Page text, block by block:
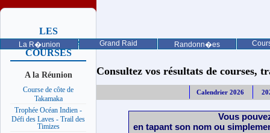
La R�union Grand Raid Randonn�es
LES
PROCHAINES
COURSES
A la Réunion
Course de côte de
Takamaka
Trophée Océan Indien -
Défi des Laves - Trail des
Timizes
Consultez vos résultats de courses,
Calendrier 2026
Vous
en tapant son nom ou